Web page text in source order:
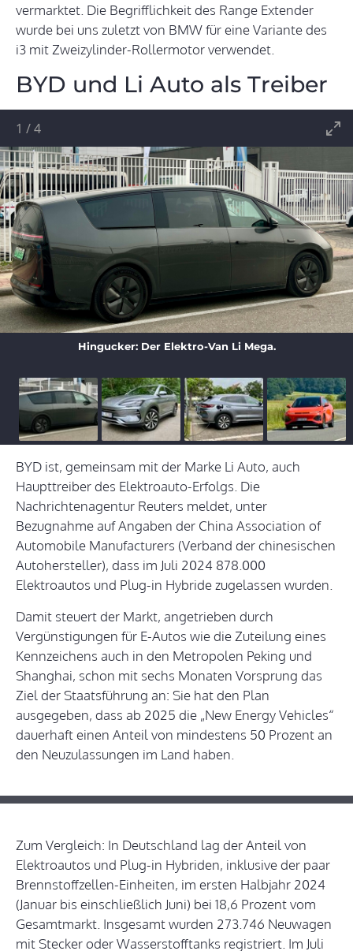
vermarktet. Die Begrifflichkeit des Range Extender
wurde bei uns zuletzt von BMW für eine Variante des
i3 mit Zweizylinder-Rollermotor verwendet.
BYD und Li Auto als Treiber
Hingucker: Der Elektro-Van Li Mega.
1 /4
BYD ist, gemeinsam mit der Marke Li Auto, auch
Haupttreiber des Elektroauto-Erfolgs. Die
Nachrichtenagentur Reuters meldet, unter
Bezugnahme auf Angaben der China Association of
Automobile Manufacturers (Verband der chinesischen
Autohersteller), dass im Juli 2024 878.000
Elektroautos und Plug-in Hybride zugelassen wurden.
Damit steuert der Markt, angetrieben durch
Vergünstigungen für E-Autos wie die Zuteilung eines
Kennzeichens auch in den Metropolen Peking und
Shanghai, schon mit sechs Monaten Vorsprung das
Ziel der Staatsführung an: Sie hat den Plan
ausgegeben, dass ab 2025 die „New Energy Vehicles“
dauerhaft einen Anteil von mindestens 50 Prozent an
den Neuzulassungen im Land haben.
Zum Vergleich: In Deutschland lag der Anteil von
Elektroautos und Plug-in Hybriden, inklusive der paar
Brennstoffzellen-Einheiten, im ersten Halbjahr 2024
(Januar bis einschließlich Juni) bei 18,6 Prozent vom
Gesamtmarkt. Insgesamt wurden 273.746 Neuwagen
mit Stecker oder Wasserstofftanks registriert. Im Juli